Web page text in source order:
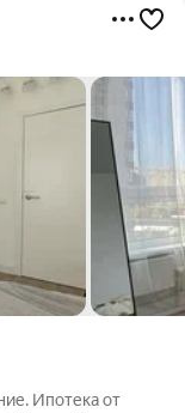
Ипотека от